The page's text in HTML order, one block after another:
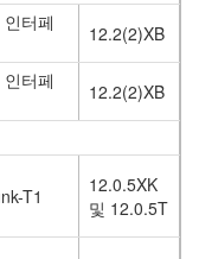
터페
12.2(2)XB
터페
12.2(2)XB
T1
12.0.5XK
및 12.0.5T